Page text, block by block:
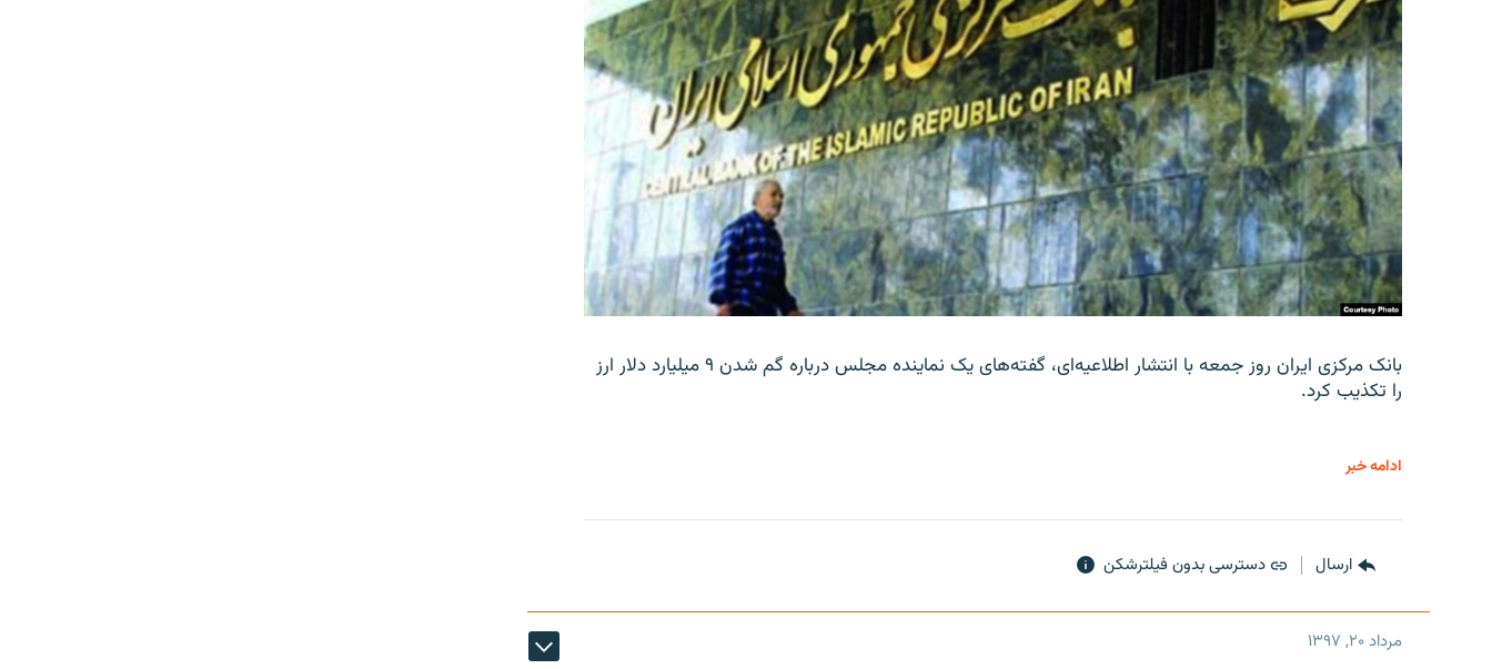
بانک مرکزی ایران روز جمعه با انتشار اطلاعیه‌ای، گفته‌های یک نماینده مجلس درباره گم شدن ۹ میلیارد دلار ارز
را تکذیب کرد.
ادامه خبر
ارسال دسترسی بدون فیلترشکن
مرداد ۲۰, ۱۳۹۷